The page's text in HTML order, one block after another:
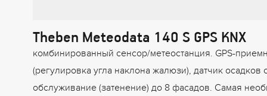
Theben Meteodata 140 S GPS KNX
комбинированный сенсор/метеостанция. GPS-
(регулировка угла наклона жалюзи), датчик
обслуживание (затенение) до 8 фасадов. Самая